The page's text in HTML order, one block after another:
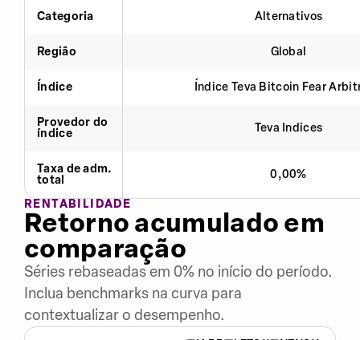
Categoria Alternativos
Região Global
Índice Índice Teva Bitcoin Fear
Provedor do
índice
Teva Indices
Taxa de adm.
total
0,00%
RENTABILIDADE
Retorno acumulado em
comparação
Séries rebaseadas em 0% no início do período.
Inclua benchmarks na curva para
contextualizar o desempenho.